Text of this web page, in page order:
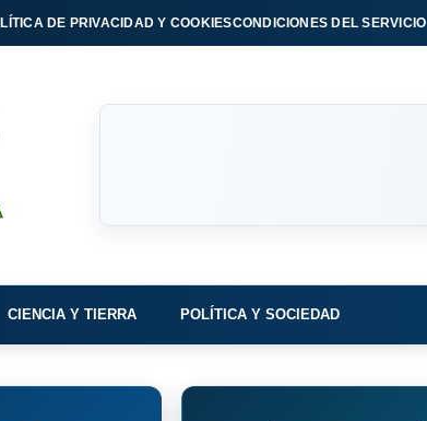
DE PRIVACIDAD Y COOKIESCONDICIONES DEL SERVICIO
CIENCIA Y TIERRA POLÍTICA Y SOCIEDAD